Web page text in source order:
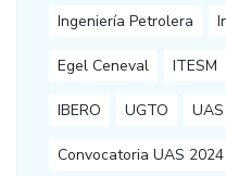
Ingeniería Petrolera
Egel Ceneval ITESM
IBERO UGTO
Convocatoria UAS 2024